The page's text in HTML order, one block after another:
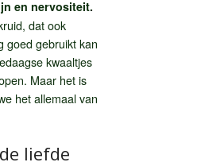
en nervositeit.
dat ook
goed gebruikt kan
kwaaltjes
Maar het is
het allemaal van
liefde